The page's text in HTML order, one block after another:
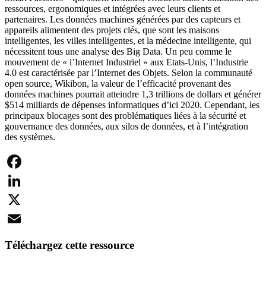
ressources, ergonomiques et intégrées avec leurs clients et
partenaires. Les données machines générées par des capteurs et
appareils alimentent des projets clés, que sont les maisons
intelligentes, les villes intelligentes, et la médecine intelligente, qui
néces­sitent tous une analyse des Big Data. Un peu comme le
mouvement de « l’Internet Industriel » aux Etats-Unis, l’Industrie
4.0 est caractérisée par l’Internet des Objets. Selon la communauté
open source, Wikibon, la valeur de l’efficacité provenant des
données machines pourrait atteindre 1,3 trillions de dollars et générer
$514 mil­liards de dépenses informatiques d’ici 2020. Cependant, les
principaux blocages sont des problématiques liées à la sécurité et
gouvernance des données, aux silos de don­nées, et à l’intégration
des systèmes.
Facebook
LinkedIn
X
Téléchargez cette ressource